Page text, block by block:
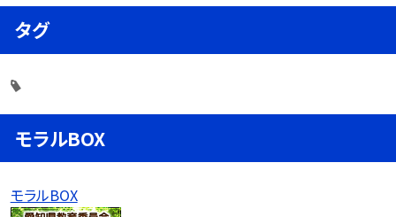
タグ
モラルBOX
モラルBOX